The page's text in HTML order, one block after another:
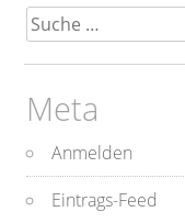
Suche
nach:
Meta
Anmelden
Eintrags-Feed